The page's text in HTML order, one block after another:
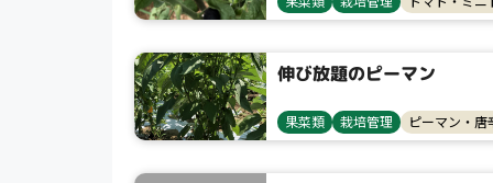
伸び放題のピーマン
果菜類 栽培管理 ピーマン・唐